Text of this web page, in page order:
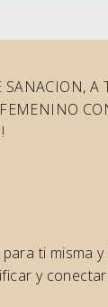
A
ti misma y
y